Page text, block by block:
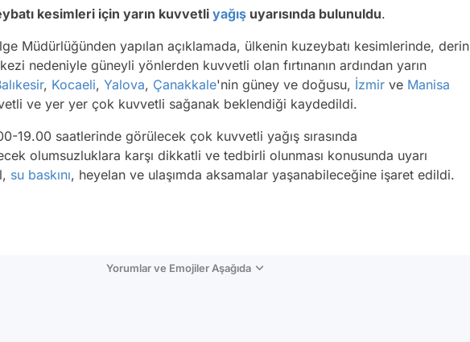
kesimleri için yarın kuvvetli yağış uyarısında bulunuldu.
Müdürlüğünden yapılan açıklamada, ülkenin kuzeybatı kesimlerinde, derin
nedeniyle güneyli yönlerden kuvvetli olan fırtınanın ardından yarın
, Kocaeli, Yalova, Çanakkale'nin güney ve doğusu, İzmir ve Manisa
ve yer yer çok kuvvetli sağanak beklendiği kaydedildi.
19.00 saatlerinde görülecek çok kuvvetli yağış sırasında
olumsuzluklara karşı dikkatli ve tedbirli olunması konusunda uyarı
su baskını, heyelan ve ulaşımda aksamalar yaşanabileceğine işaret edildi.
Yorumlar ve Emojiler Aşağıda